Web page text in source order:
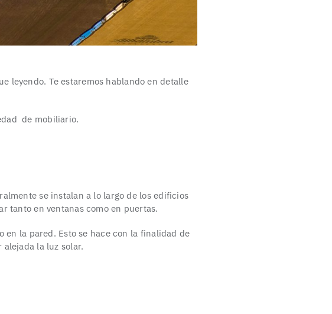
leyendo. Te estaremos hablando en detalle
de mobiliario.
se instalan a lo largo de los edificios
tanto en ventanas como en puertas.
en la pared. Esto se hace con la finalidad de
la luz solar.